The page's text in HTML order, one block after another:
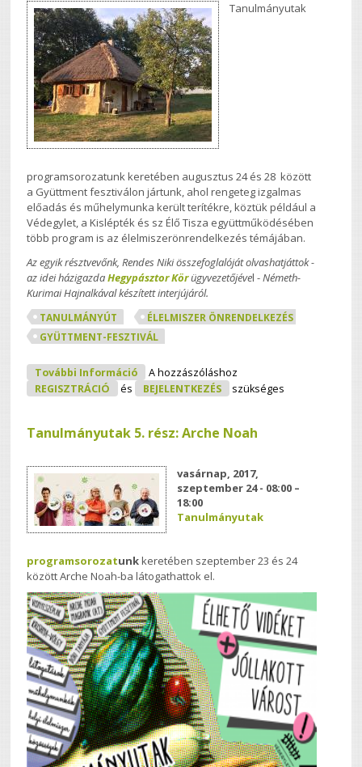
Tanulmányutak
programsorozatunk keretében augusztus 24 és 28 között
a Gyüttment fesztiválon jártunk, ahol rengeteg izgalmas
előadás és műhelymunka került terítékre, köztük például a
Védegylet, a Kislépték és sz Élő Tisza együttműködésében
több program is az élelmiszerönrendelkezés témájában.
Az egyik résztvevőnk, Rendes Niki összefoglalóját olvashatjáttok -
az idei házigazdaHegypásztor Körügyvezetőjével -Németh-
Kurimai Hajnalkával ​készített interjújáról.
TANULMÁNYÚT
ÉLELMISZER ÖNRENDELKEZÉS
GYÜTTMENT-FESZTIVÁL
További Információ Az Oszkói Hegypásztor Kör
Tartalommal Kapcsolatosan
A hozzászóláshoz
REGISZTRÁCIÓ
és BEJELENTKEZÉS szükséges
Tanulmányutak 5. rész: Arche Noah
vasárnap, 2017,
szeptember 24 - 08:00 –
18:00
Tanulmányutak
programsorozatunkkeretében szeptember 23 és 24
között Arche Noah-ba látogathattok el.